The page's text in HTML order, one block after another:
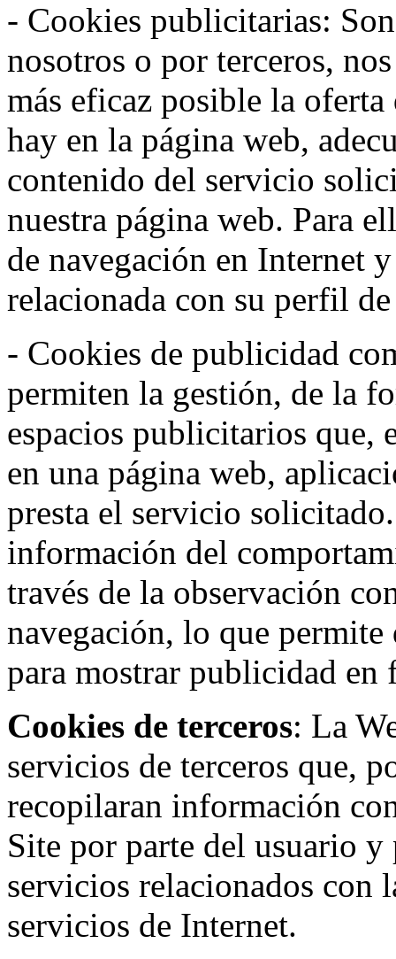
- Cookies publicitarias:
nosotros o por terceros,
más eficaz posible la
hay en la página web,
contenido del servicio
nuestra página web. Para
de navegación en Internet
relacionada con su perfil
- Cookies de publicidad
permiten la gestión, de la
espacios publicitarios que,
en una página web,
presta el servicio
información del
través de la observación
navegación, lo que
para mostrar publicidad
Cookies de terceros: La
servicios de terceros que,
recopilaran información
Site por parte del usuario
servicios relacionados con
servicios de Internet.